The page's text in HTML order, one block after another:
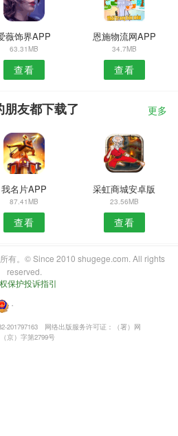
薇饰界APP
63.31MB
查看
恩施物流网APP
34.7MB
查看
朋友都下载了 更多
我名片APP
87.41MB
查看
采虹商城安卓版
23.56MB
查看
有。© Since 2010 shugege.com. All rights
reserved.
保护投诉指引
・
201797163
网络出版服务许可证：（署）网
京）字第2799号